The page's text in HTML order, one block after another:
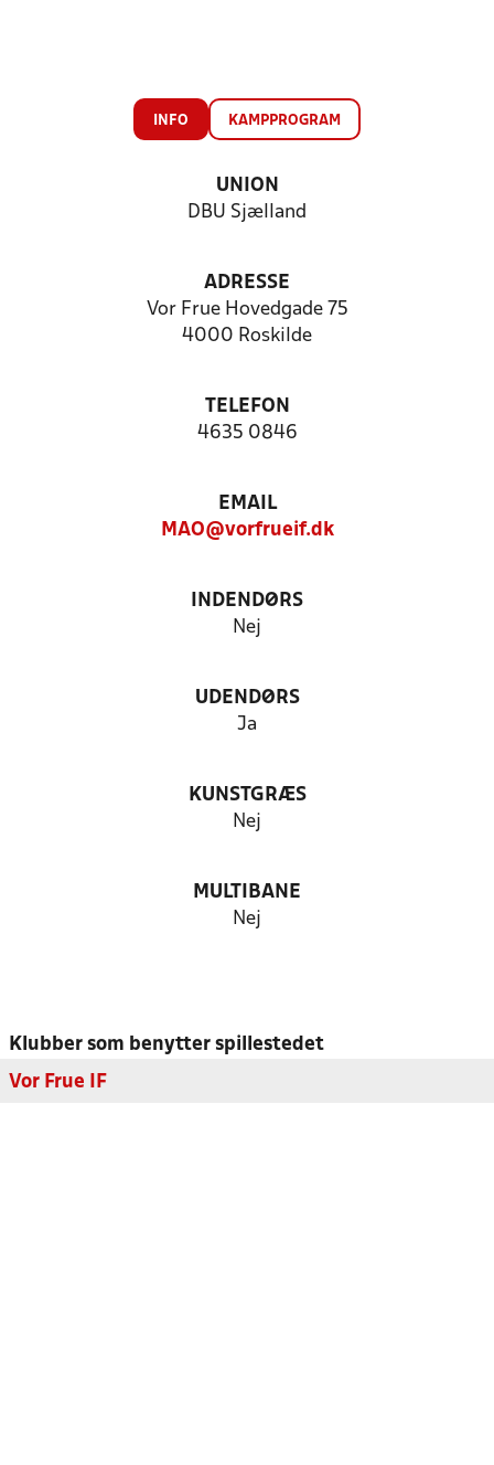
INFO KAMPPROGRAM
UNION
DBU Sjælland
ADRESSE
Vor Frue Hovedgade 75
4000 Roskilde
TELEFON
4635 0846
EMAIL
MAO@vorfrueif.dk
INDENDØRS
Nej
UDENDØRS
Ja
KUNSTGRÆS
Nej
MULTIBANE
Nej
Klubber som benytter spillestedet
Vor Frue IF